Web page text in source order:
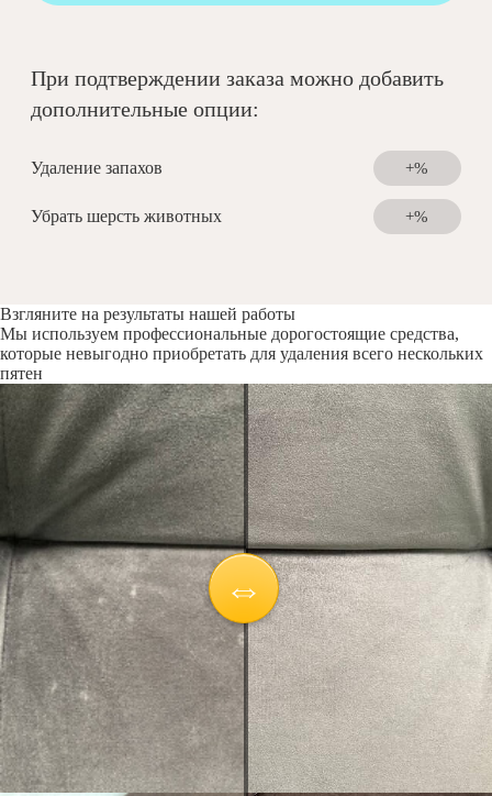
При подтверждении заказа можно добавить
дополнительные опции:
Удаление запахов +%
Убрать шерсть животных +%
Взгляните на результаты нашей работы
Мы используем профессиональные дорогостоящие средства,
которые невыгодно приобретать для удаления всего нескольких
пятен